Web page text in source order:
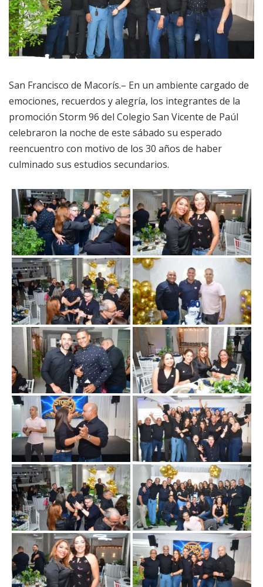
San Francisco de Macorís.– En un ambiente cargado de
emociones, recuerdos y alegría, los integrantes de la
promoción Storm 96 del Colegio San Vicente de Paúl
celebraron la noche de este sábado su esperado
reencuentro con motivo de los 30 años de haber
culminado sus estudios secundarios.